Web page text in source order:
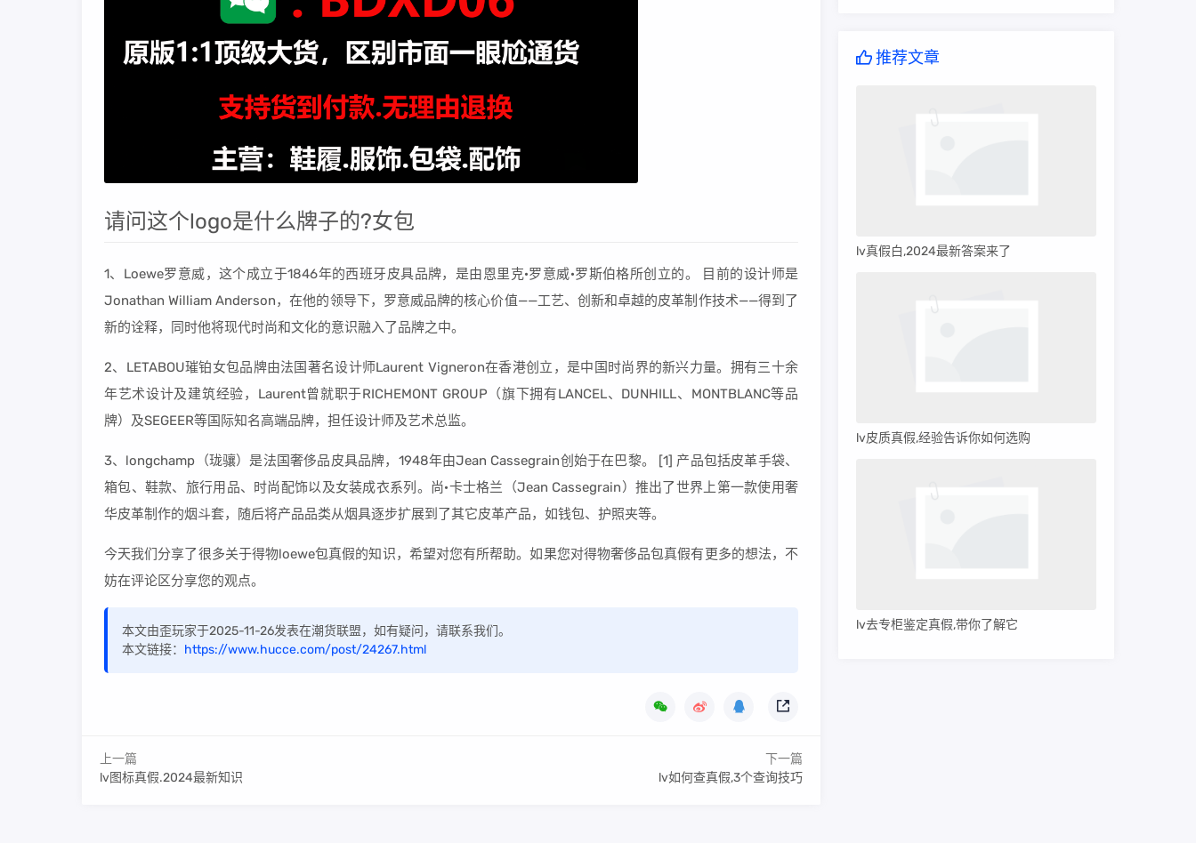
请问这个logo是什么牌子的?女包
1、Loewe罗意威，这个成立于1846年的西班牙皮具品牌，是由恩里克·罗意威·罗斯伯格所创立的。 目前的设计师是
Jonathan William Anderson，在他的领导下，罗意威品牌的核心价值——工艺、创新和卓越的皮革制作技术——得到了
新的诠释，同时他将现代时尚和文化的意识融入了品牌之中。
2、LETABOU璀铂女包品牌由法国著名设计师Laurent Vigneron在香港创立，是中国时尚界的新兴力量。拥有三十余
年艺术设计及建筑经验，Laurent曾就职于RICHEMONT GROUP（旗下拥有LANCEL、DUNHILL、MONTBLANC等品
牌）及SEGEER等国际知名高端品牌，担任设计师及艺术总监。
3、longchamp（珑骧）是法国奢侈品皮具品牌，1948年由Jean Cassegrain创始于在巴黎。 [1] 产品包括皮革手袋、
箱包、鞋款、旅行用品、时尚配饰以及女装成衣系列。尚·卡士格兰（Jean Cassegrain）推出了世界上第一款使用奢
华皮革制作的烟斗套，随后将产品品类从烟具逐步扩展到了其它皮革产品，如钱包、护照夹等。
今天我们分享了很多关于得物loewe包真假的知识，希望对您有所帮助。如果您对得物奢侈品包真假有更多的想法，不
妨在评论区分享您的观点。
本文由歪玩家于2025-11-26发表在潮货联盟，如有疑问，请联系我们。
本文链接： https://www.hucce.com/post/24267.html
上一篇
lv图标真假.2024最新知识
下一篇
lv如何查真假,3个查询技巧
推荐文章
lv真假白,2024最新答案来了
lv皮质真假,经验告诉你如何选购
lv去专柜鉴定真假,带你了解它